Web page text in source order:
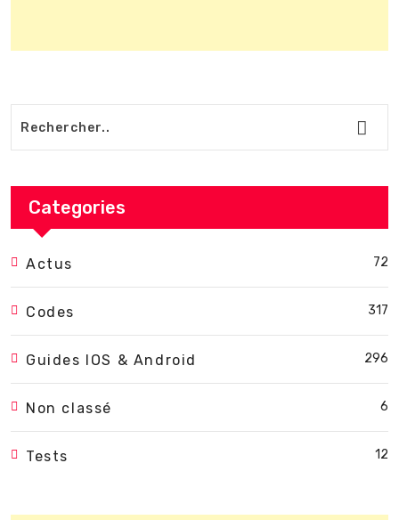
Categories
Actus 72
Codes 317
Guides IOS & Android 296
Non classé 6
Tests 12